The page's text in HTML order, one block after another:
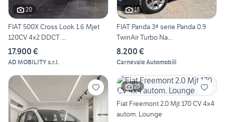
20
FIAT 500X Cross Look 1.6 Mjet
120CV 4x2 DDCT ...
17.900 €
AD MOBILITY s.r.l.
18
FIAT Panda 3ª serie Panda 0.9
TwinAir Turbo Na...
8.200 €
Carnevale Automobili
25
Fiat Freemont 2.0 Mjt 170 CV 4x4
autom. Lounge